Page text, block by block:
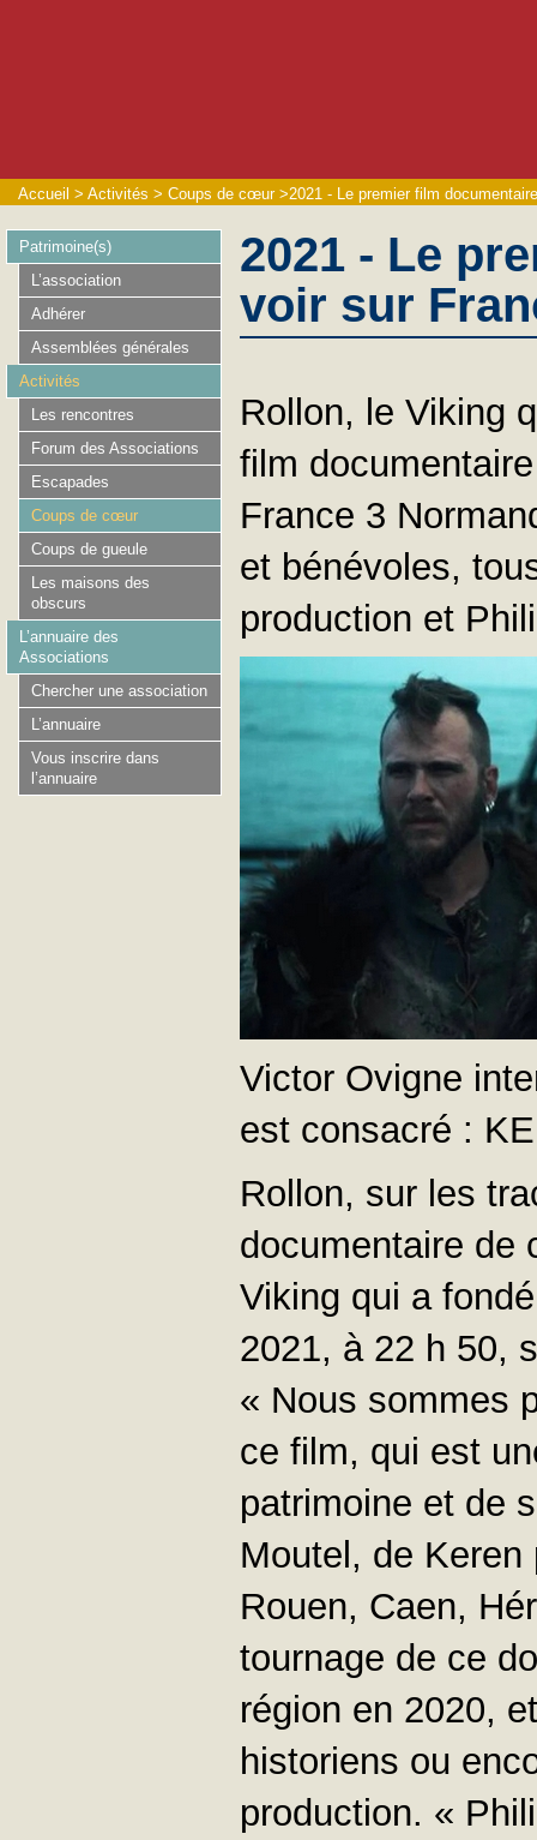
Accueil > Activités > Coups de cœur>2021 - Le premier film
2021 - Le
voir sur
Rollon, le Viking
film
France 3
et bénévoles,
production et
Victor Ovigne
est consacré :
Rollon, sur les
documentaire de
Viking qui a
2021, à 22 h 50,
« Nous sommes
ce film, qui est
patrimoine et de
Moutel, de Keren
Rouen, Caen,
tournage de ce
région en 2020,
historiens ou
production. «
Patrimoine(s)
L’association
Adhérer
Assemblées générales
Activités
Les rencontres
Forum des Associations
Escapades
Coups de cœur
Coups de gueule
Les maisons des
obscurs
L’annuaire des
Associations
Chercher une association
L’annuaire
Vous inscrire dans
l’annuaire